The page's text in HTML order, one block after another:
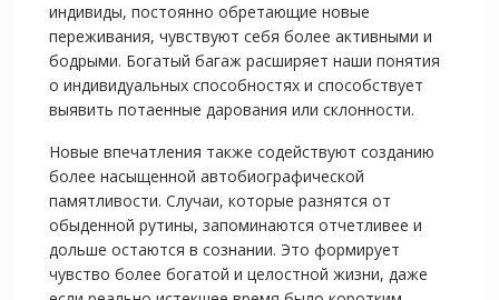
индивиды, постоянно обретающие новые
переживания, чувствуют себя более активными и
бодрыми. Богатый багаж расширяет наши понятия
о индивидуальных способностях и способствует
выявить потаенные дарования или склонности.
Новые впечатления также содействуют созданию
более насыщенной автобиографической
памятливости. Случаи, которые разнятся от
обыденной рутины, запоминаются отчетливее и
дольше остаются в сознании. Это формирует
чувство более богатой и целостной жизни, даже